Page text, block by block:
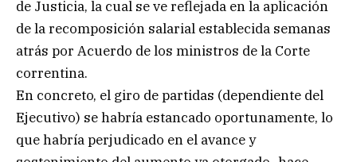
de Justicia, la cual se ve reflejada en la aplicación
de la recomposición salarial establecida semanas
atrás por Acuerdo de los ministros de la Corte
correntina.
En concreto, el giro de partidas (dependiente del
Ejecutivo) se habría estancado oportunamente, lo
que habría perjudicado en el avance y